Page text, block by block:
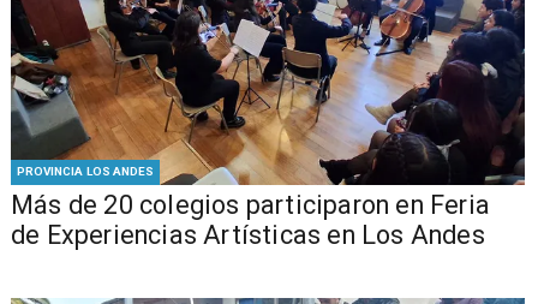
PROVINCIA LOS ANDES
Más de 20 colegios participaron en Feria
de Experiencias Artísticas en Los Andes